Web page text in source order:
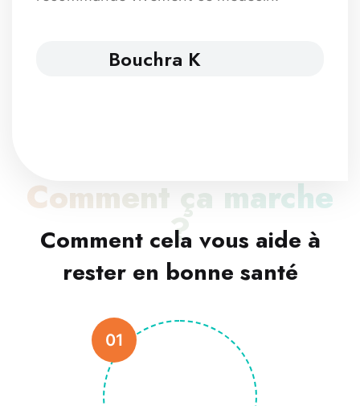
Bouchra K
Comment ça marche
?
Comment cela vous aide à
rester en bonne santé
01